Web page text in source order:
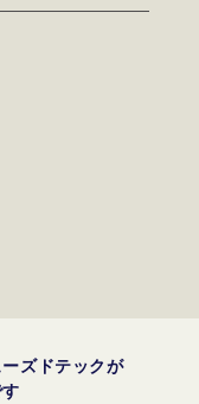
ズドテックが